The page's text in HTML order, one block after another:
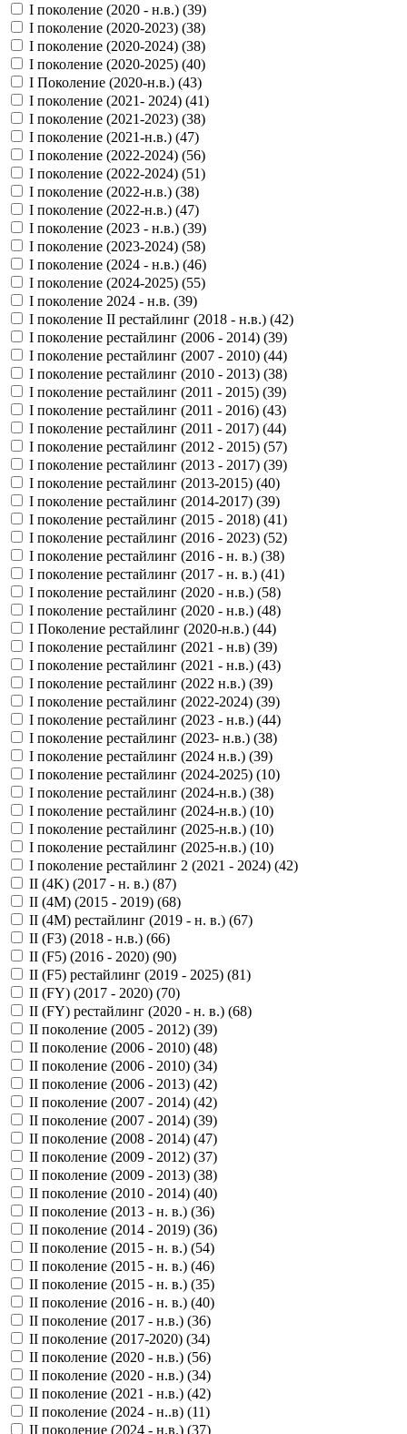
I поколение (2020 - н.в.) (39)
I поколение (2020-2023) (38)
I поколение (2020-2024) (38)
I поколение (2020-2025) (40)
I Поколение (2020-н.в.) (43)
I поколение (2021- 2024) (41)
I поколение (2021-2023) (38)
I поколение (2021-н.в.) (47)
I поколение (2022-2024) (56)
I поколение (2022-2024) (51)
I поколение (2022-н.в.) (38)
I поколение (2022-н.в.) (47)
I поколение (2023 - н.в.) (39)
I поколение (2023-2024) (58)
I поколение (2024 - н.в.) (46)
I поколение (2024-2025) (55)
I поколение 2024 - н.в. (39)
I поколение II рестайлинг (2018 - н.в.) (42)
I поколение рестайлинг (2006 - 2014) (39)
I поколение рестайлинг (2007 - 2010) (44)
I поколение рестайлинг (2010 - 2013) (38)
I поколение рестайлинг (2011 - 2015) (39)
I поколение рестайлинг (2011 - 2016) (43)
I поколение рестайлинг (2011 - 2017) (44)
I поколение рестайлинг (2012 - 2015) (57)
I поколение рестайлинг (2013 - 2017) (39)
I поколение рестайлинг (2013-2015) (40)
I поколение рестайлинг (2014-2017) (39)
I поколение рестайлинг (2015 - 2018) (41)
I поколение рестайлинг (2016 - 2023) (52)
I поколение рестайлинг (2016 - н. в.) (38)
I поколение рестайлинг (2017 - н. в.) (41)
I поколение рестайлинг (2020 - н.в.) (58)
I поколение рестайлинг (2020 - н.в.) (48)
I Поколение рестайлинг (2020-н.в.) (44)
I поколение рестайлинг (2021 - н.в) (39)
I поколение рестайлинг (2021 - н.в.) (43)
I поколение рестайлинг (2022 н.в.) (39)
I поколение рестайлинг (2022-2024) (39)
I поколение рестайлинг (2023 - н.в.) (44)
I поколение рестайлинг (2023- н.в.) (38)
I поколение рестайлинг (2024 н.в.) (39)
I поколение рестайлинг (2024-2025) (10)
I поколение рестайлинг (2024-н.в.) (38)
I поколение рестайлинг (2024-н.в.) (10)
I поколение рестайлинг (2025-н.в.) (10)
I поколение рестайлинг (2025-н.в.) (10)
I поколение рестайлинг 2 (2021 - 2024) (42)
II (4K) (2017 - н. в.) (87)
II (4M) (2015 - 2019) (68)
II (4M) рестайлинг (2019 - н. в.) (67)
II (F3) (2018 - н.в.) (66)
II (F5) (2016 - 2020) (90)
II (F5) рестайлинг (2019 - 2025) (81)
II (FY) (2017 - 2020) (70)
II (FY) рестайлинг (2020 - н. в.) (68)
II поколение (2005 - 2012) (39)
II поколение (2006 - 2010) (48)
II поколение (2006 - 2010) (34)
II поколение (2006 - 2013) (42)
II поколение (2007 - 2014) (42)
II поколение (2007 - 2014) (39)
II поколение (2008 - 2014) (47)
II поколение (2009 - 2012) (37)
II поколение (2009 - 2013) (38)
II поколение (2010 - 2014) (40)
II поколение (2013 - н. в.) (36)
II поколение (2014 - 2019) (36)
II поколение (2015 - н. в.) (54)
II поколение (2015 - н. в.) (46)
II поколение (2015 - н. в.) (35)
II поколение (2016 - н. в.) (40)
II поколение (2017 - н.в.) (36)
II поколение (2017-2020) (34)
II поколение (2020 - н.в.) (56)
II поколение (2020 - н.в.) (34)
II поколение (2021 - н.в.) (42)
II поколение (2024 - н..в) (11)
II поколение (2024 - н.в.) (37)